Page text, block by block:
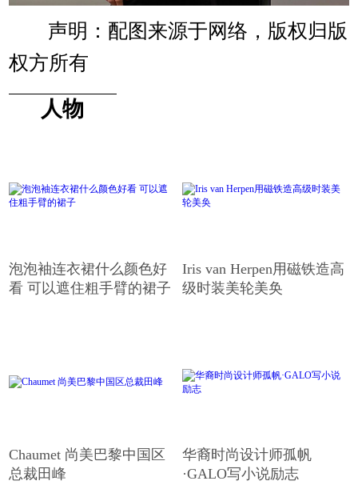
声明：配图来源于网络，版权归版
权方所有
人物
泡泡袖连衣裙什么颜色好
看 可以遮住粗手臂的裙子
Iris van Herpen用磁铁造高
级时装美轮美奂
Chaumet 尚美巴黎中国区
总裁田峰
华裔时尚设计师孤帆
·GALO写小说励志